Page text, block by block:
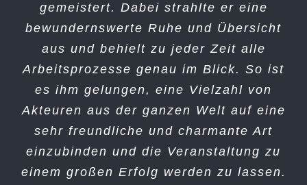
gemeistert. Dabei strahlte er eine
bewundernswerte Ruhe und Übersicht
aus und behielt zu jeder Zeit alle
Arbeitsprozesse genau im Blick. So ist
es ihm gelungen, eine Vielzahl von
Akteuren aus der ganzen Welt auf eine
sehr freundliche und charmante Art
einzubinden und die Veranstaltung zu
einem großen Erfolg werden zu lassen.